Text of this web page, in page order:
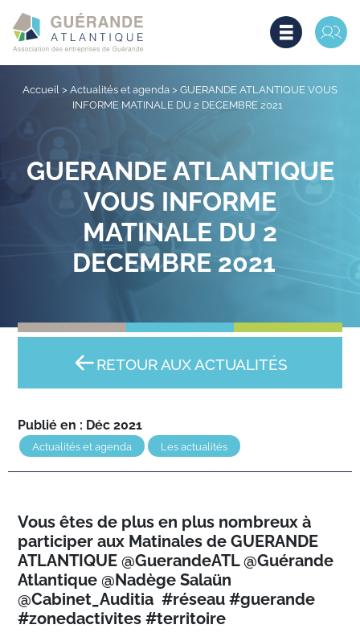
Accueil > Actualités et agenda> GUERANDE ATLANTIQUE VOUS
INFORME MATINALE DU 2 DECEMBRE 2021
GUERANDE ATLANTIQUE
VOUS INFORME
MATINALE DU 2
DECEMBRE 2021
RETOUR AUX ACTUALITÉS
Publié en : Déc 2021
Actualités et agenda Les actualités
Vous êtes de plus en plus nombreux à
participer aux Matinales de GUERANDE
ATLANTIQUE @GuerandeATL @Guérande
Atlantique @Nadège Salaün
@Cabinet_Auditia #réseau #guerande
#zonedactivites #territoire